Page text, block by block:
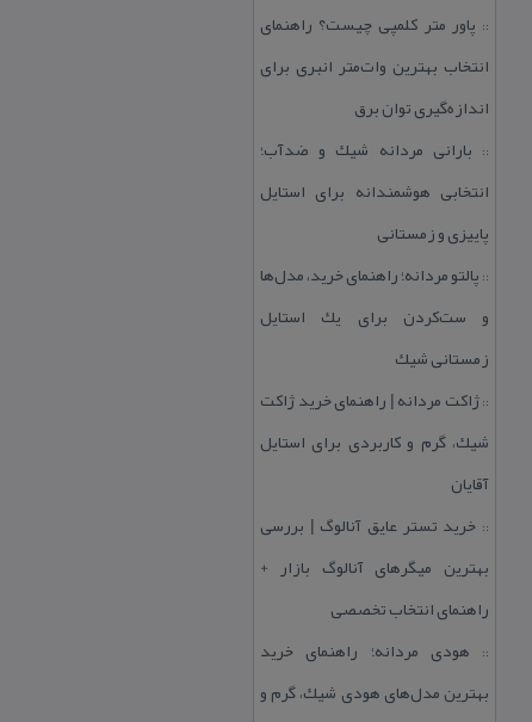
:: پاور متر كلمپی چیست؟ راهنمای
انتخاب بهترین وات‌متر انبری برای
اندازه‌گیری توان برق
:: بارانی مردانه شیك و ضدآب؛
انتخابی هوشمندانه برای استایل
پاییزی و زمستانی
:: پالتو مردانه؛ راهنمای خرید، مدل‌ها
و ست‌كردن برای یك استایل
زمستانی شیك
::ژاكت مردانه | راهنمای خرید ژاكت
شیك، گرم و كاربردی برای استایل
آقایان
:: خرید تستر عایق آنالوگ | بررسی
بهترین میگرهای آنالوگ بازار +
راهنمای انتخاب تخصصی
:: هودی مردانه؛ راهنمای خرید
بهترین مدل‌های هودی شیك، گرم و